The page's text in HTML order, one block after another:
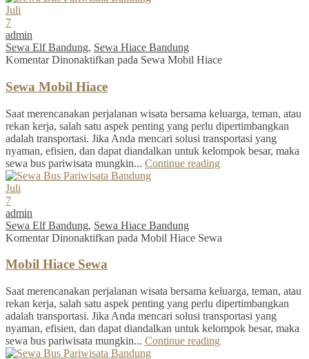
Juli
7
admin
Sewa Elf Bandung, Sewa Hiace Bandung
Komentar Dinonaktifkan pada Sewa Mobil Hiace
Sewa Mobil Hiace
Saat merencanakan perjalanan wisata bersama keluarga, teman, atau
rekan kerja, salah satu aspek penting yang perlu dipertimbangkan
adalah transportasi. Jika Anda mencari solusi transportasi yang
nyaman, efisien, dan dapat diandalkan untuk kelompok besar, maka
sewa bus pariwisata mungkin... Continue reading
Juli
7
admin
Sewa Elf Bandung, Sewa Hiace Bandung
Komentar Dinonaktifkan pada Mobil Hiace Sewa
Mobil Hiace Sewa
Saat merencanakan perjalanan wisata bersama keluarga, teman, atau
rekan kerja, salah satu aspek penting yang perlu dipertimbangkan
adalah transportasi. Jika Anda mencari solusi transportasi yang
nyaman, efisien, dan dapat diandalkan untuk kelompok besar, maka
sewa bus pariwisata mungkin... Continue reading